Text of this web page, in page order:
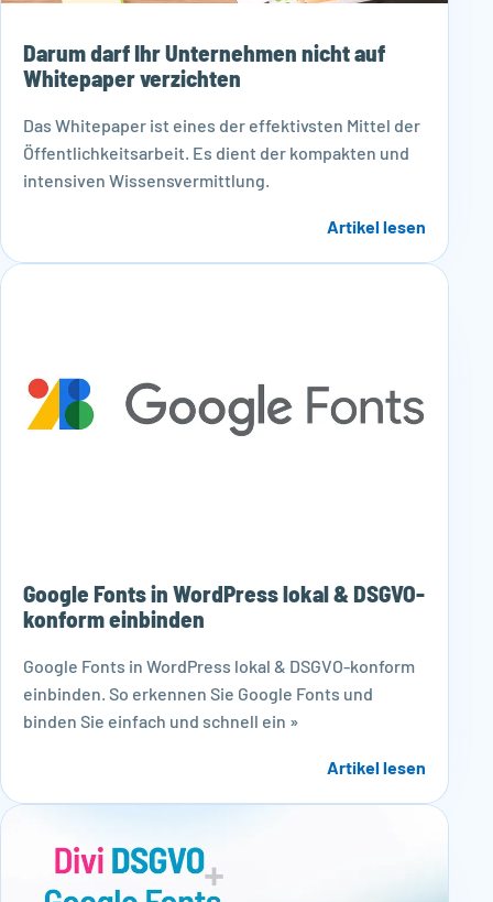
Darum darf Ihr Unternehmen nicht auf
Whitepaper verzichten
Das Whitepaper ist eines der effektivsten Mittel der
Öffentlichkeitsarbeit. Es dient der kompakten und
intensiven Wissensvermittlung.
Artikel lesen
Google Fonts in WordPress lokal & DSGVO-
konform einbinden
Google Fonts in WordPress lokal & DSGVO-konform
einbinden. So erkennen Sie Google Fonts und
binden Sie einfach und schnell ein »
Artikel lesen